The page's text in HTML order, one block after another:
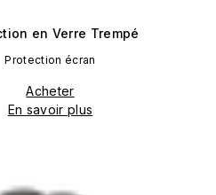
en Verre Trempé
Protection écran
Acheter
En savoir plus